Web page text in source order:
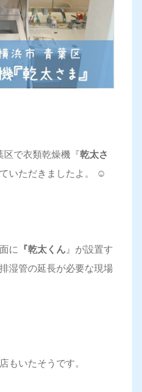
区で衣類乾燥機『乾太さ
いただきましたよ。 ☺️
に 『乾太くん』が設置す
湿管の延長が必要な現場
もいたそうです。